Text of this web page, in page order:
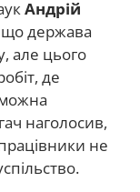
Андрій
що держава
але цього
де
можна
наголосив,
не